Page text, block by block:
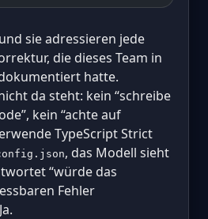
sie adressieren jede
die dieses Team in
hatte.
da steht: kein “schreibe
kein “achte auf
TypeScript Strict
, das Modell sieht
“würde das
Fehler